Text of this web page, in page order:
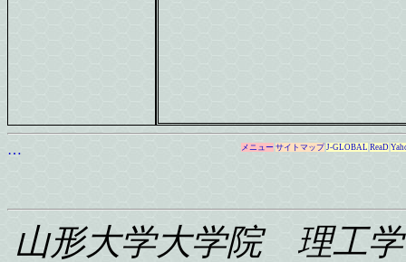
… メニュー サイトマップ J-GLOBAL ReaD
山形大学大学院 理工